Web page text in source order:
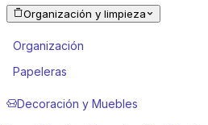
Organización y limpieza
Organización
Papeleras
Decoración y Muebles